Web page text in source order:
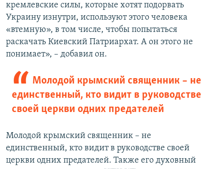
кремлевские силы, которые хотят подорвать
Украину изнутри, используют этого человека
«втемную», в том числе, чтобы попытаться
раскачать Киевский Патриархат. А он этого не
понимает», – добавил он.
Молодой крымский священник – не
единственный, кто видит в руководстве
своей церкви одних предателей
Молодой крымский священник – не
единственный, кто видит в руководстве своей
церкви одних предателей. Также его духовный